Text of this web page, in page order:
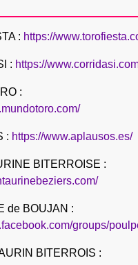
: https://
: https://
:
: https://www.aplausos.es/
BITERROISE :
de BOUJAN :
groups/
BITERROIS :